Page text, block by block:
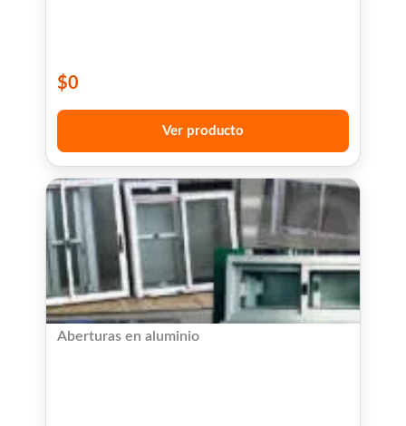
$0
Ver producto
Aberturas en aluminio